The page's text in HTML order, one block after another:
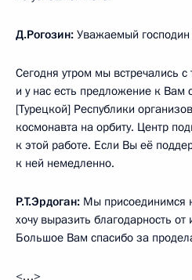
Д.Рогозин: Уважаемый
Сегодня утром мы встречались с
и у нас есть предложение к
[Турецкой] Республики
космонавта на орбиту. Центр
к этой работе. Если Вы её
к ней немедленно.
Р.Т.Эрдоган: Мы присоединимся
хочу выразить благодарность
Большое Вам спасибо за
<…>